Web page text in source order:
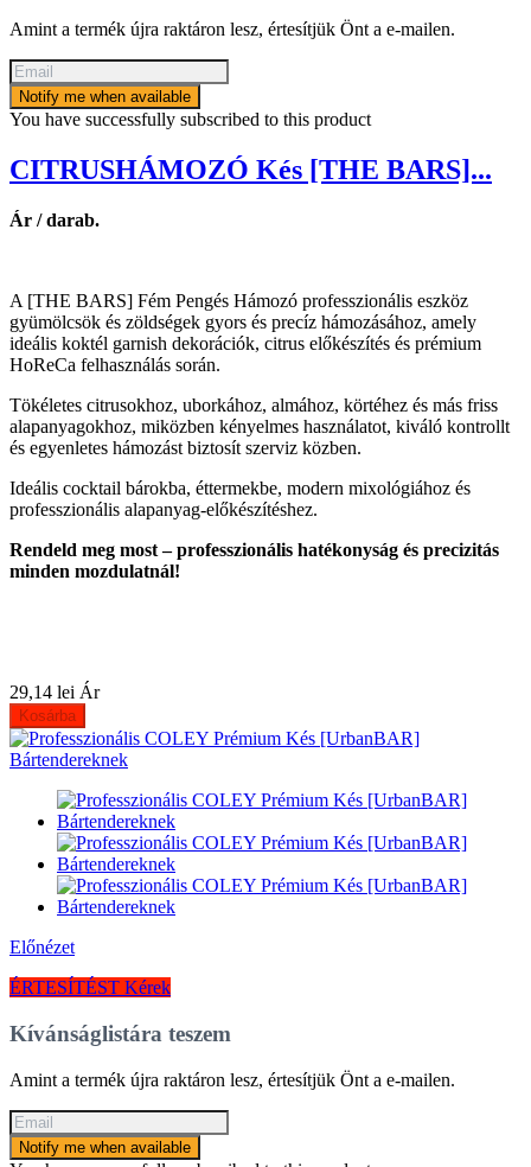
Amint a termék újra raktáron lesz, értesítjük Önt a e-mailen.
Notify me when available
You have successfully subscribed to this product
CITRUSHÁMOZÓ Kés [THE BARS]...
Ár / darab.
A [THE BARS] Fém Pengés Hámozó professzionális eszköz
gyümölcsök és zöldségek gyors és precíz hámozásához, amely
ideális koktél garnish dekorációk, citrus előkészítés és prémium
HoReCa felhasználás során.
Tökéletes citrusokhoz, uborkához, almához, körtéhez és más friss
alapanyagokhoz, miközben kényelmes használatot, kiváló kontrollt
és egyenletes hámozást biztosít szerviz közben.
Ideális cocktail bárokba, éttermekbe, modern mixológiához és
professzionális alapanyag-előkészítéshez.
Rendeld meg most – professzionális hatékonyság és precizitás
minden mozdulatnál!
29,14 lei Ár
Kosárba
Előnézet
ÉRTESÍTÉST Kérek
Kívánságlistára teszem
Amint a termék újra raktáron lesz, értesítjük Önt a e-mailen.
Notify me when available